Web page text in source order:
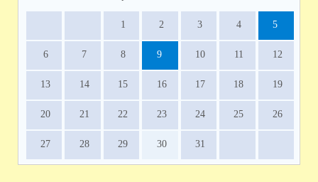
1 2 3 4 5
6 7 8 9 10 11 12
13 14 15 16 17 18 19
20 21 22 23 24 25 26
27 28 29 30 31